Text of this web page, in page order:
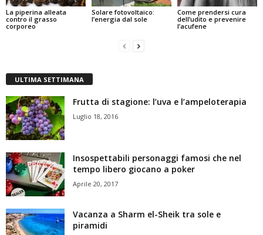
La piperina alleata
contro il grasso
corporeo
Solare fotovoltaico:
l’energia dal sole
Come prendersi cura
dell’udito e prevenire
l’acufene
ULTIMA SETTIMANA
Frutta di stagione: l’uva e l’ampeloterapia
Luglio 18, 2016
Insospettabili personaggi famosi che nel
tempo libero giocano a poker
Aprile 20, 2017
Vacanza a Sharm el-Sheik tra sole e
piramidi